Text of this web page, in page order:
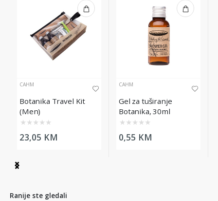
CAHM
Botanika Travel Kit
(Men)
★ ★ ★ ★ ★
23,05 KM
CAHM
Gel za tuširanje
Botanika, 30ml
★ ★ ★ ★ ★
0,55 KM
Item
5
Ranije ste gledali